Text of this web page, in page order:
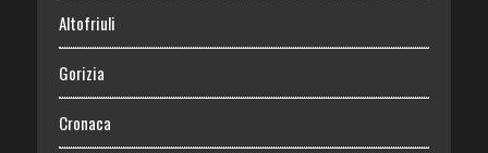
Altofriuli
Gorizia
Cronaca